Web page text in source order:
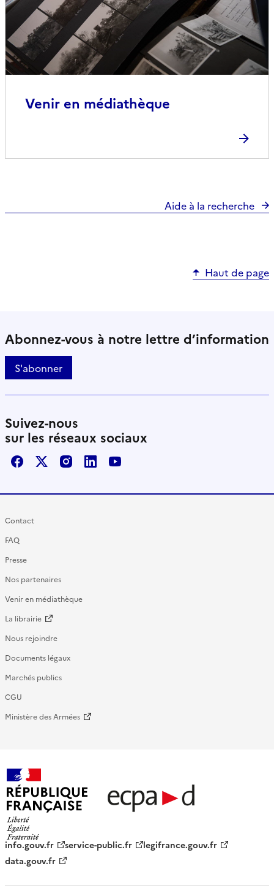
Venir en médiathèque
Aide à la recherche
Haut de page
Abonnez-vous à notre lettre d’information
S'abonner
Suivez-nous
sur les réseaux sociaux
FacebookX / TwitterInstagram
LinkedInYoutube
Contact
FAQ
Presse
Nos partenaires
Venir en médiathèque
La librairie
Nous rejoindre
Documents légaux
Marchés publics
CGU
Ministère des Armées
française - ECPAD
info.gouv.fr service-public.fr
legifrance.gouv.fr
data.gouv.fr